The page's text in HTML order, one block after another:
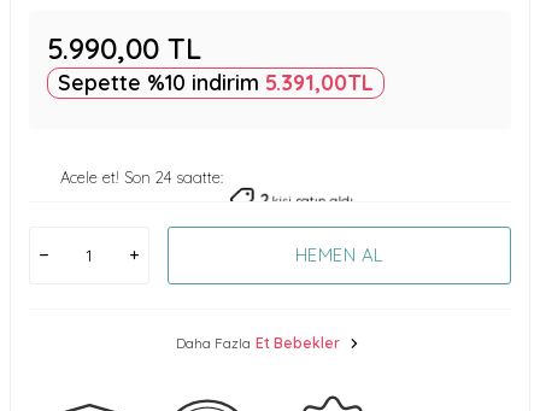
5.990,00 TL
Sepette %10 indirim 5.391,00TL
Acele et! Son 24 saatte:
2 kişi satın aldı
HEMEN AL
Daha Fazla Et Bebekler